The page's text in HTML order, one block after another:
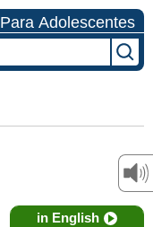
Para Adolescentes
in English